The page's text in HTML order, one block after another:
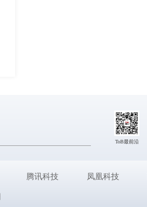
ToB最前沿
腾讯科技 凤凰科技